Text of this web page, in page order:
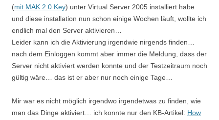
(mit MAK 2.0 Key) unter Virtual Server 2005 installiert habe
und diese installation nun schon einige Wochen läuft, wollte ich
endlich mal den Server aktivieren…
Leider kann ich die Aktivierung irgendwie nirgends finden…
nach dem Einloggen kommt aber immer die Meldung, dass der
Server nicht aktiviert werden konnte und der Testzeitraum noch
gültig wäre… das ist er aber nur noch einige Tage…
Mir war es nicht möglich irgendwo irgendetwas zu finden, wie
man das Dinge aktiviert… ich konnte nur den KB-Artikel: How